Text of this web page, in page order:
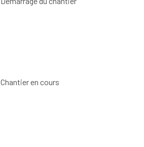
Chantier en cours